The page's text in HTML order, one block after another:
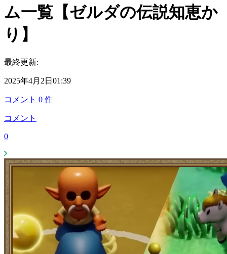
ム一覧【ゼルダの伝説知恵か
り】
最終更新:
2025年4月2日01:39
コメント 0 件
コメント
0